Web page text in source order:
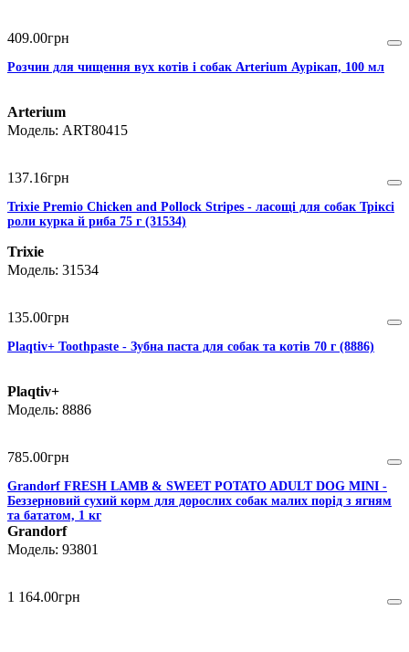
409.00грн
Розчин для чищення вух котів і собак Arterium Аурікап, 100 мл
Arterium
ART80415
137.16грн
Trixie Premio Chicken and Pollock Stripes - ласощі для собак Тріксі
роли курка й риба 75 г (31534)
Trixie
31534
135.00грн
Plaqtiv+ Toothpaste - Зубна паста для собак та котів 70 г (8886)
Plaqtiv+
8886
785.00грн
Grandorf FRESH LAMB & SWEET POTATO ADULT DOG MINI -
Беззерновий сухий корм для дорослих собак малих порід з ягням
та бататом, 1 кг
Grandorf
93801
1 164.00грн